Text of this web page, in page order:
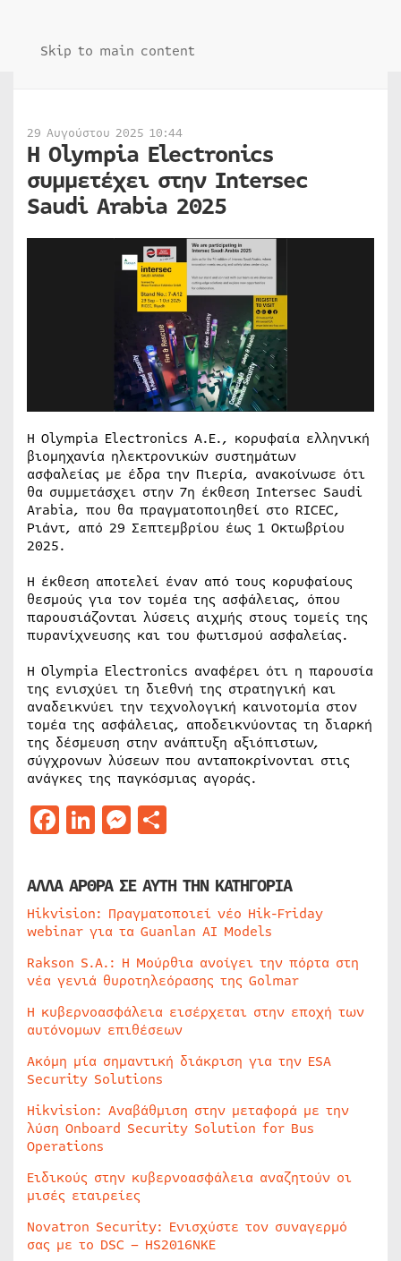
Skip to main content
29 Αυγούστου 2025 10:44
Η Olympia Electronics
συμμετέχει στην Intersec
Saudi Arabia 2025
Η Olympia Electronics A.E., κορυφαία ελληνική
βιομηχανία ηλεκτρονικών συστημάτων
ασφαλείας με έδρα την Πιερία, ανακοίνωσε ότι
θα συμμετάσχει στην 7η έκθεση Intersec Saudi
Arabia, που θα πραγματοποιηθεί στο RICEC,
Ριάντ, από 29 Σεπτεμβρίου έως 1 Οκτωβρίου
2025.
Η έκθεση αποτελεί έναν από τους κορυφαίους
θεσμούς για τον τομέα της ασφάλειας, όπου
παρουσιάζονται λύσεις αιχμής στους τομείς της
πυρανίχνευσης και του φωτισμού ασφαλείας.
Η Olympia Electronics αναφέρει ότι η παρουσία
της ενισχύει τη διεθνή της στρατηγική και
αναδεικνύει την τεχνολογική καινοτομία στον
τομέα της ασφάλειας, αποδεικνύοντας τη διαρκή
της δέσμευση στην ανάπτυξη αξιόπιστων,
σύγχρονων λύσεων που ανταποκρίνονται στις
ανάγκες της παγκόσμιας αγοράς.
Facebook
LinkedIn
Messenger
ΑΛΛΑ ΑΡΘΡΑ ΣΕ ΑΥΤΗ ΤΗΝ ΚΑΤΗΓΟΡΙΑ
Hikvision: Πραγματοποιεί νέο Hik-Friday
webinar για τα Guanlan AI Models
Rakson S.A.: Η Μούρθια ανοίγει την πόρτα στη
νέα γενιά θυροτηλεόρασης της Golmar
Η κυβερνοασφάλεια εισέρχεται στην εποχή των
αυτόνομων επιθέσεων
Ακόμη μία σημαντική διάκριση για την ESA
Security Solutions
Hikvision: Αναβάθμιση στην μεταφορά με την
λύση Onboard Security Solution for Bus
Operations
Ειδικούς στην κυβερνοασφάλεια αναζητούν οι
μισές εταιρείες
Novatron Security: Ενισχύστε τον συναγερμό
σας με το DSC – HS2016NKE